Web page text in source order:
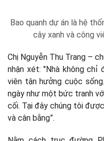
Bao quanh dự án là hệ
cây xanh và công
Chị Nguyễn Thu Trang –
nhận xét: "Nhà không
viên tận hưởng cuộc
ngày như một bức tranh
cối. Tại đây chúng tôi
và cân bằng”.